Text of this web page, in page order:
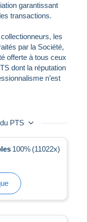
garantissant
transactions.
les
par la Société,
offerte à tous ceux
dont la réputation
n’est
PTS
100% (11022x)